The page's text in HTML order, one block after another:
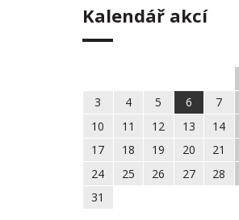
Kalendář akcí
3
4 5 6 7
10
11 12 13 14
17
18 19 20 21
24
25 26 27 28
31